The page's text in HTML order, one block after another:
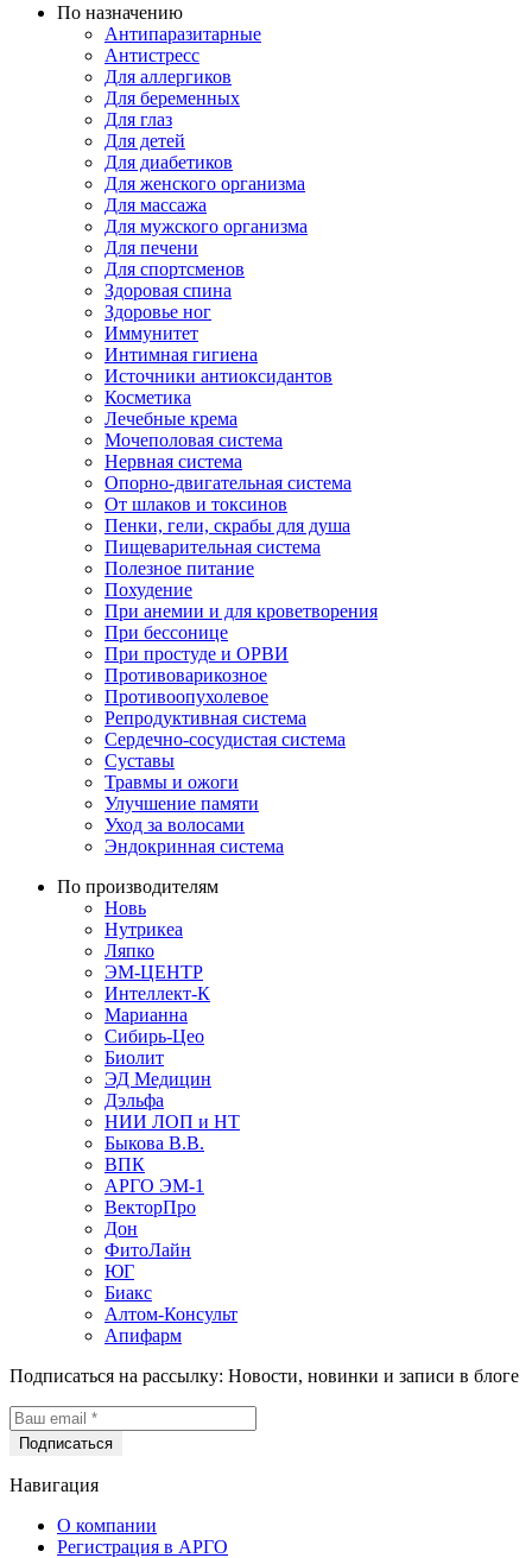
По назначению
Антипаразитарные
Антистресс
Для аллергиков
Для беременных
Для глаз
Для детей
Для диабетиков
Для женского организма
Для массажа
Для мужского организма
Для печени
Для спортсменов
Здоровая спина
Здоровье ног
Иммунитет
Интимная гигиена
Источники антиоксидантов
Косметика
Лечебные крема
Мочеполовая система
Нервная система
Опорно-двигательная система
От шлаков и токсинов
Пенки, гели, скрабы для душа
Пищеварительная система
Полезное питание
Похудение
При анемии и для кроветворения
При бессонице
При простуде и ОРВИ
Противоварикозное
Противоопухолевое
Репродуктивная система
Сердечно-сосудистая система
Суставы
Травмы и ожоги
Улучшение памяти
Уход за волосами
Эндокринная система
По производителям
Новь
Нутрикеа
Ляпко
ЭМ-ЦЕНТР
Интеллект-К
Марианна
Сибирь-Цео
Биолит
ЭД Медицин
Дэльфа
НИИ ЛОП и НТ
Быкова В.В.
ВПК
АРГО ЭМ-1
ВекторПро
Дон
ФитоЛайн
ЮГ
Биакс
Алтом-Консульт
Апифарм
Подписаться на рассылку: Новости, новинки и записи в блоге
Навигация
О компании
Регистрация в АРГО